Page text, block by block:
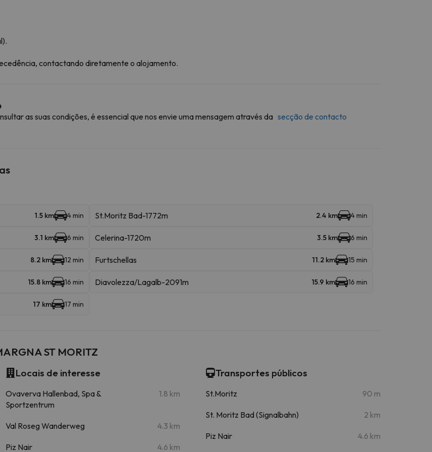
contactando diretamente o alojamento.
as suas condições, é essencial que nos envie uma mensagem através da secção de contacto
1.5 km 4 min St.Moritz Bad-1772m 2.4 km 4 min
3.1 km 6 min Celerina-1720m 3.5 km 6 min
8.2 km 12 min Furtschellas 11.2 km 15 min
15.8 km 16 min Diavolezza/Lagalb-2091m 15.9 km 16 min
17 km 17 min
ST MORITZ
Locais de interesse
Ovaverva Hallenbad, Spa &
Sportzentrum
1.8 km
Val Roseg Wanderweg 4.3 km
Piz Nair 4.6 km
Transportes públicos
St.Moritz 90 m
St. Moritz Bad (Signalbahn) 2 km
Piz Nair 4.6 km